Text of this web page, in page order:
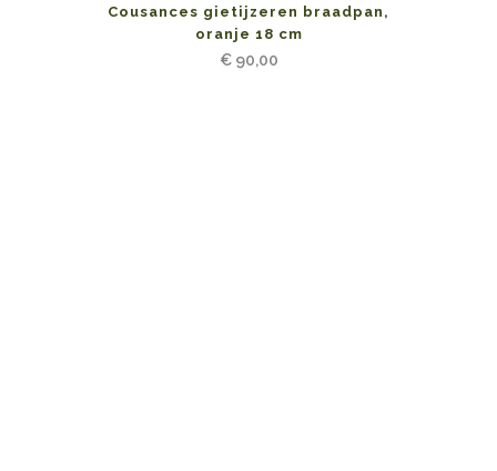
Cousances gietijzeren braadpan,
oranje 18 cm
€90,00